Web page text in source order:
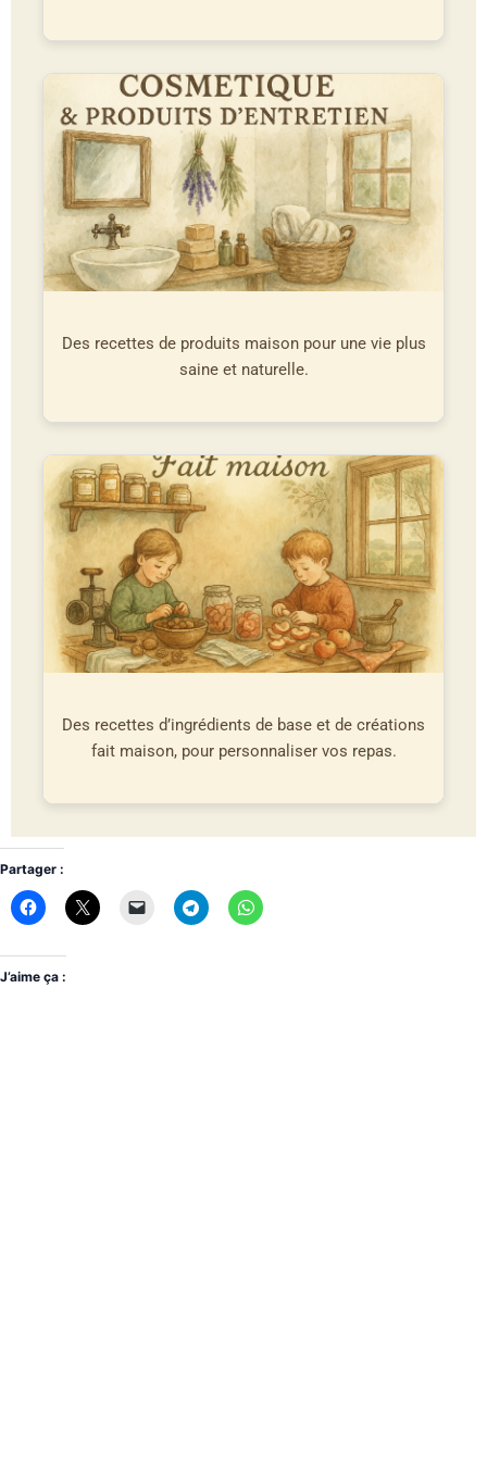
Des recettes de produits maison pour une vie plus
saine et naturelle.
Des recettes d’ingrédients de base et de créations
fait maison, pour personnaliser vos repas.
Partager :
J’aime ça :